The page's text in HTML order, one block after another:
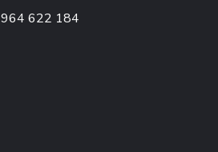
964 622 184